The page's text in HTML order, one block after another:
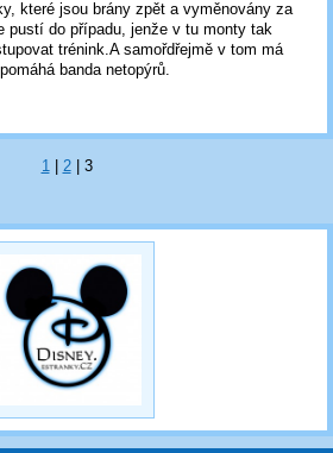
které jsou brány zpět a vyměnovány za
pustí do případu, jenže v tu monty tak
trénink.A samořdřejmě v tom má
banda netopýrů.
1 2 3